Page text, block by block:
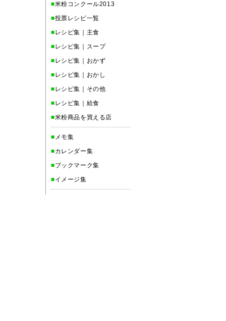
■米粉コンクール2013
■投票レシピ一覧
■レシピ集｜主食
■レシピ集｜スープ
■レシピ集｜おかず
■レシピ集｜おかし
■レシピ集｜その他
■レシピ集｜給食
■米粉商品を買える店
■ メモ集
■カレンダー集
■ブックマーク集
■イメージ集